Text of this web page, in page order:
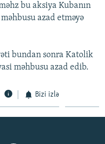
bu aksiya Kubanın
azad etməyə
bundan sonra Katolik
məhbusu azad edib.
Bizi izlə